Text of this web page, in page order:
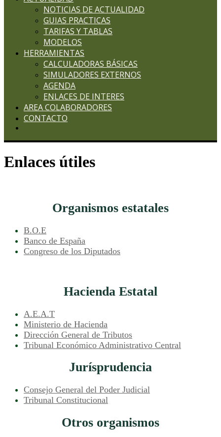
NOTICIAS DE ACTUALIDAD
GUIAS PRACTICAS
TARIFAS Y TABLAS
MODELOS
HERRAMIENTAS
CALCULADORAS BÁSICAS
SIMULADORES EXTERNOS
AGENDA
ENLACES DE INTERES
AREA COLABORADORES
CONTACTO
Enlaces útiles
Organismos estatales
B.O.E
Banco de España
Congreso de los Diputados
Hacienda Estatal
A.E.A.T
Ministerio de Hacienda
Dirección General de Tributos
Tribunal Económico Administrativo Central
Jurísprudencia
Consejo General del Poder Judicial
Tribunal Constitucional
Otros organismos